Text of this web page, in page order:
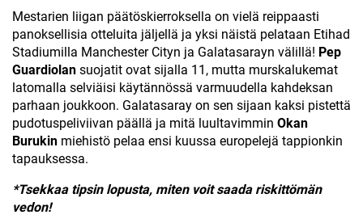
Mestarien liigan päätöskierroksella on vielä reippaasti
panoksellisia otteluita jäljellä ja yksi näistä pelataan Etihad
Stadiumilla Manchester Cityn ja Galatasarayn välillä! Pep
Guardiolan suojatit ovat sijalla 11, mutta murskalukemat
latomalla selviäisi käytännössä varmuudella kahdeksan
parhaan joukkoon. Galatasaray on sen sijaan kaksi pistettä
pudotuspeliviivan päällä ja mitä luultavimmin Okan
Burukin miehistö pelaa ensi kuussa europelejä tappionkin
tapauksessa.
*Tsekkaa tipsin lopusta, miten voit saada riskittömän
vedon!